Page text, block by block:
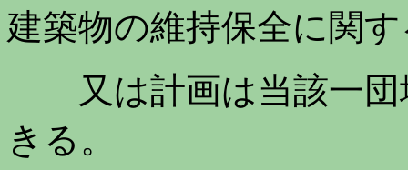
建築物の維持保全に関
又は計画は当該一団
きる。